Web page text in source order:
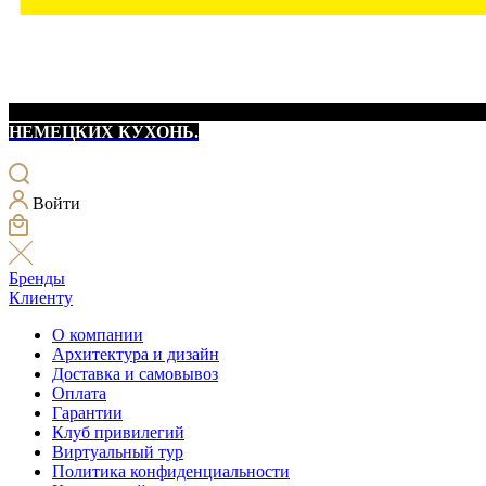
НЕМЕЦКИХ КУХОНЬ.
Войти
Бренды
Клиенту
О компании
Архитектура и дизайн
Доставка и самовывоз
Оплата
Гарантии
Клуб привилегий
Виртуальный тур
Политика конфиденциальности